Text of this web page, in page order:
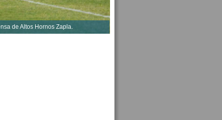
de Altos Hornos Zapla.